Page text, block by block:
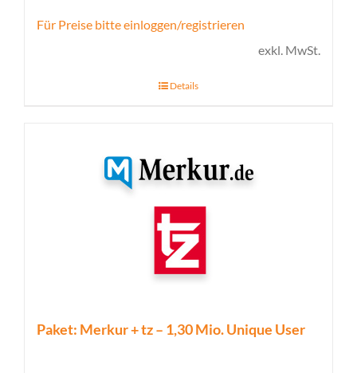
Für Preise bitte einloggen/registrieren
exkl. MwSt.
Details
Paket: Merkur + tz – 1,30 Mio. Unique User